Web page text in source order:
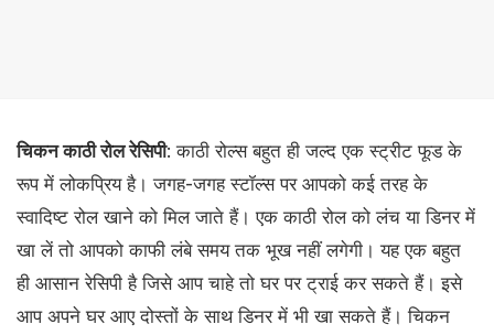
चिकन काठी रोल रेसिपी: काठी रोल्स बहुत ही जल्द एक स्ट्रीट फूड के
रूप में लोकप्रिय है। जगह-जगह स्टॉल्स पर आपको कई तरह के
स्वादिष्ट रोल खाने को मिल जाते हैं। एक काठी रोल को लंच या डिनर में
खा लें तो आपको काफी लंबे समय तक भूख नहीं लगेगी। यह एक बहुत
ही आसान रेसिपी है जिसे आप चाहे तो घर पर ट्राई कर सकते हैं। इसे
आप अपने घर आए दोस्तों के साथ डिनर में भी खा सकते हैं। चिकन